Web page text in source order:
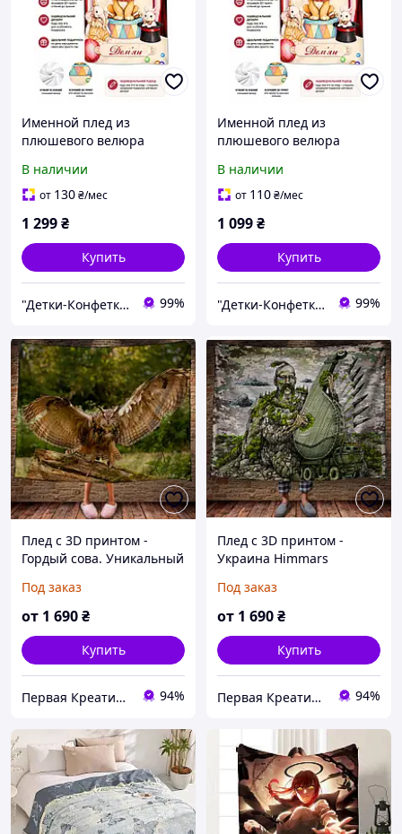
Именной плед из
плюшевого велюра
любым именем 3D принт
160x200
В наличии
от 130₴/мес
1 299₴
Купить
"Детки-Конфетки" 99%
Именной плед из
плюшевого велюра
любым именем 3D принт
135x160
В наличии
от 110₴/мес
1 099₴
Купить
"Детки-Конфетки" 99%
Плед с 3D принтом -
Гордый сова. Уникальный
Под заказ
от 1 690₴
Купить
Первая Креативная Мануфактура PERFECTUS - Производство одежды и декора с 3D принтами на заказ 94%
Плед с 3D принтом -
Украина Himmars
Кустовський (Кусто)
150х200 см.
Под заказ
от 1 690₴
Купить
Первая Креативная Мануфактура PERFECTUS - Производство одежды и декора с 3D принтами на заказ 94%